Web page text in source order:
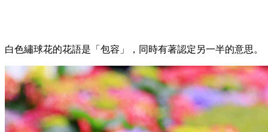
白色繡球花的花語是「包容」，同時有著認定另一半的意思。